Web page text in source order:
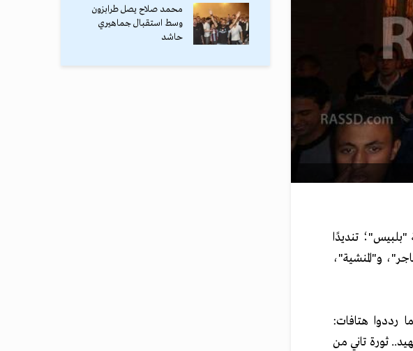
تنديدًا
و"المنشية"،
رددوا هتافات:
ثورة تاني من
محمد صلاح يصل طرابزون
وسط استقبال جماهيري
حاشد